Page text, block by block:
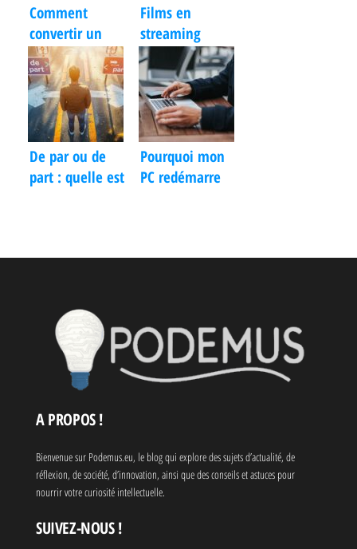
Comment
convertir un
fichier
CRDOWNLOAD
en PDF ou MP4
?
Films en
streaming
gratuit et légal
: Où les
regarder sans
inscription ?
De par ou de
part : quelle est
Pourquoi mon
PC redémarre
A PROPOS !
Bienvenue sur Podemus.eu, le blog qui explore des sujets d’actualité, de
réflexion, de société, d’innovation, ainsi que des conseils et astuces pour
nourrir votre curiosité intellectuelle.
SUIVEZ-NOUS !